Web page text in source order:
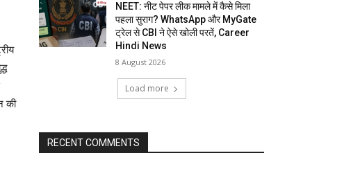
की
NEET: नीट पेपर लीक मामले में कैसे मिला
पहला सुराग? WhatsApp और MyGate
ट्रेल से CBI ने ऐसे खोली परतें, Career
Hindi News
8 August 2026
Load more
RECENT COMMENTS